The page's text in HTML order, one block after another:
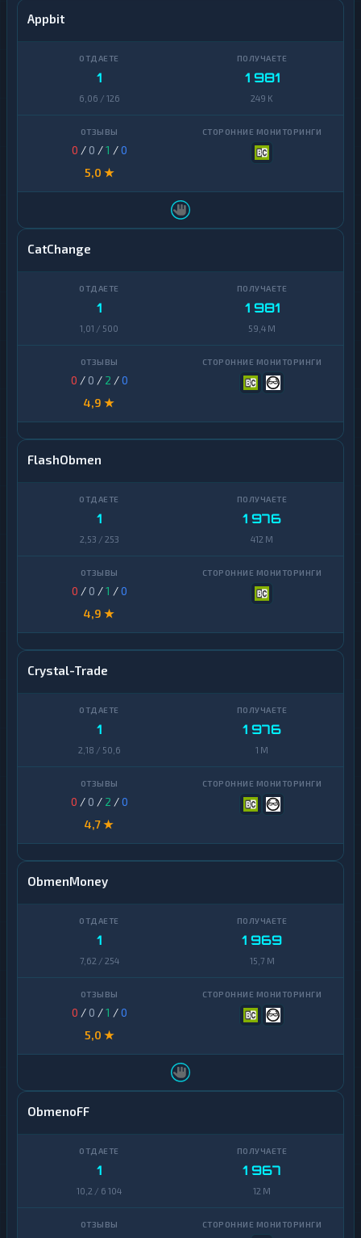
Appbit
1
6,06 / 126
1 981
249 K
0 / 0 /1 /0
5,0 ★
CatChange
1
1,01 / 500
1 981
59,4 M
0 / 0 / 2 /0
4,9 ★
FlashObmen
1
2,53 / 253
1 976
412 M
0 / 0 /1 /0
4,9 ★
Crystal-Trade
1
2,18 / 50,6
1 976
1 M
0 / 0 / 2 /0
4,7 ★
ObmenMoney
1
7,62 / 254
1 969
15,7 M
0 / 0 /1 /0
5,0 ★
ObmenoFF
1
10,2 / 6 104
1 967
12 M